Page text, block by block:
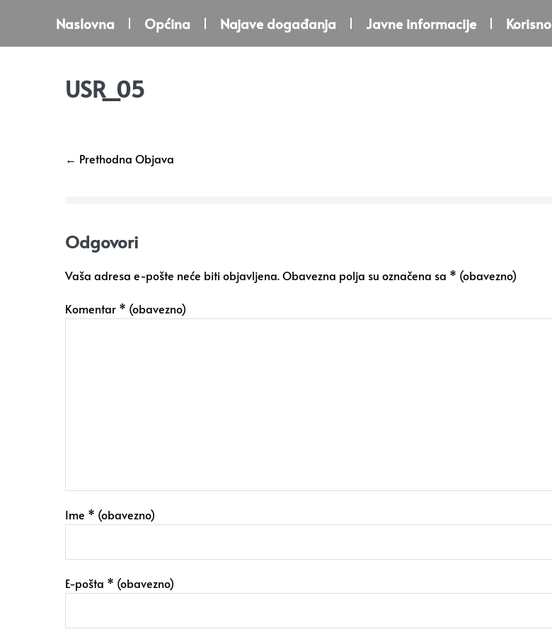
Naslovna Općina Najave događanja Javne informacije Korisno
USR_05
← Prethodna Objava
Odgovori
Vaša adresa e-pošte neće biti objavljena.Obavezna polja su označena sa * (obavezno)
Komentar * (obavezno)
Ime * (obavezno)
E-pošta * (obavezno)